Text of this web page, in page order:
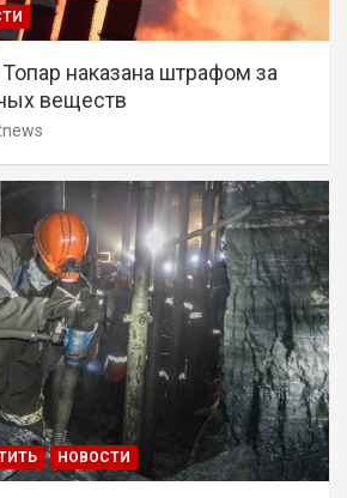
наказана штрафом за
веществ
НОВОСТИ